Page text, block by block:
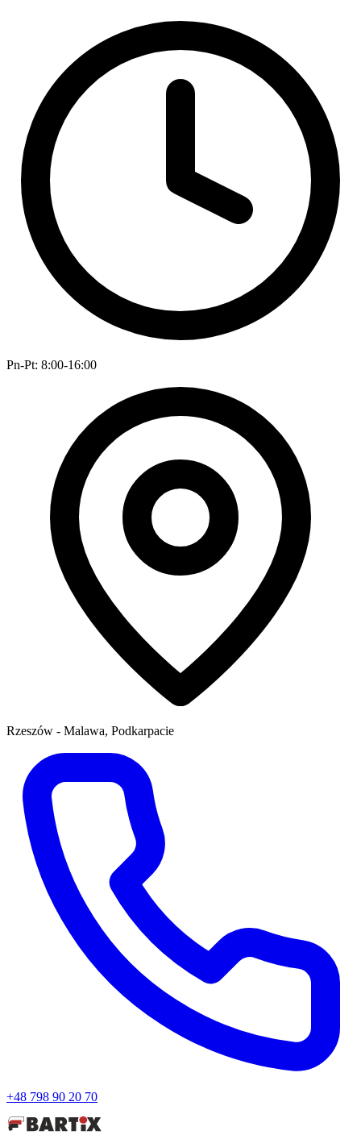
Pn-Pt: 8:00-16:00
Rzeszów - Malawa, Podkarpacie
+48 798 90 20 70